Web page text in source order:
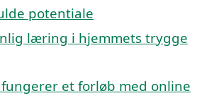
potentiale
læring i hjemmets trygge
et forløb med online